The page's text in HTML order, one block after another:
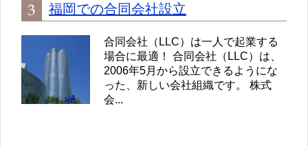
福岡での合同会社設立
合同会社（LLC）は一人で起業する
場合に最適！ 合同会社（LLC）は、
2006年5月から設立できるようにな
った、新しい会社組織です。 株式
会...